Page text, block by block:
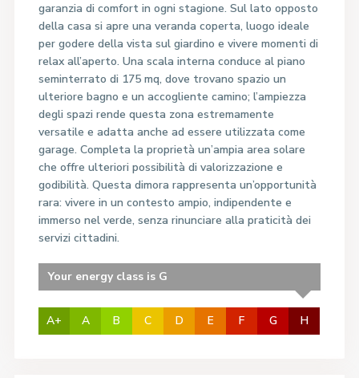
garanzia di comfort in ogni stagione. Sul lato opposto
della casa si apre una veranda coperta, luogo ideale
per godere della vista sul giardino e vivere momenti di
relax all’aperto. Una scala interna conduce al piano
seminterrato di 175 mq, dove trovano spazio un
ulteriore bagno e un accogliente camino; l’ampiezza
degli spazi rende questa zona estremamente
versatile e adatta anche ad essere utilizzata come
garage. Completa la proprietà un’ampia area solare
che offre ulteriori possibilità di valorizzazione e
godibilità. Questa dimora rappresenta un’opportunità
rara: vivere in un contesto ampio, indipendente e
immerso nel verde, senza rinunciare alla praticità dei
servizi cittadini.
A+ A B C D E F
Your energy class is G
G H